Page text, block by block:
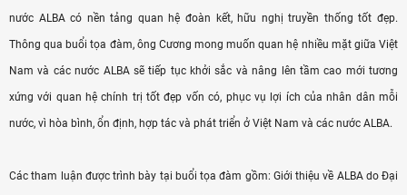
nước ALBA có nền tảng quan hệ đoàn kết, hữu nghị truyền thống tốt đẹp.
Thông qua buổi tọa đàm, ông Cương mong muốn quan hệ nhiều mặt giữa Việt
Nam và các nước ALBA sẽ tiếp tục khởi sắc và nâng lên tầm cao mới tương
xứng với quan hệ chính trị tốt đẹp vốn có, phục vụ lợi ích của nhân dân mỗi
nước, vì hòa bình, ổn định, hợp tác và phát triển ở Việt Nam và các nước ALBA.
Các tham luận được trình bày tại buổi tọa đàm gồm: Giới thiệu về ALBA do Đại